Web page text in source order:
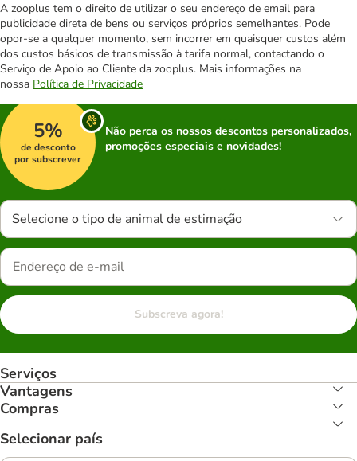
A zooplus tem o direito de utilizar o seu endereço de email para
publicidade direta de bens ou serviços próprios semelhantes. Pode
opor-se a qualquer momento, sem incorrer em quaisquer custos além
dos custos básicos de transmissão à tarifa normal, contactando o
Serviço de Apoio ao Cliente da zooplus. Mais informações na
nossa Política de Privacidade
5%
de desconto
por subscrever
Não perca os nossos descontos personalizados,
promoções especiais e novidades!
Selecione o tipo de animal de estimação
Subscreva agora!
Serviços
Vantagens
Compras
Selecionar país